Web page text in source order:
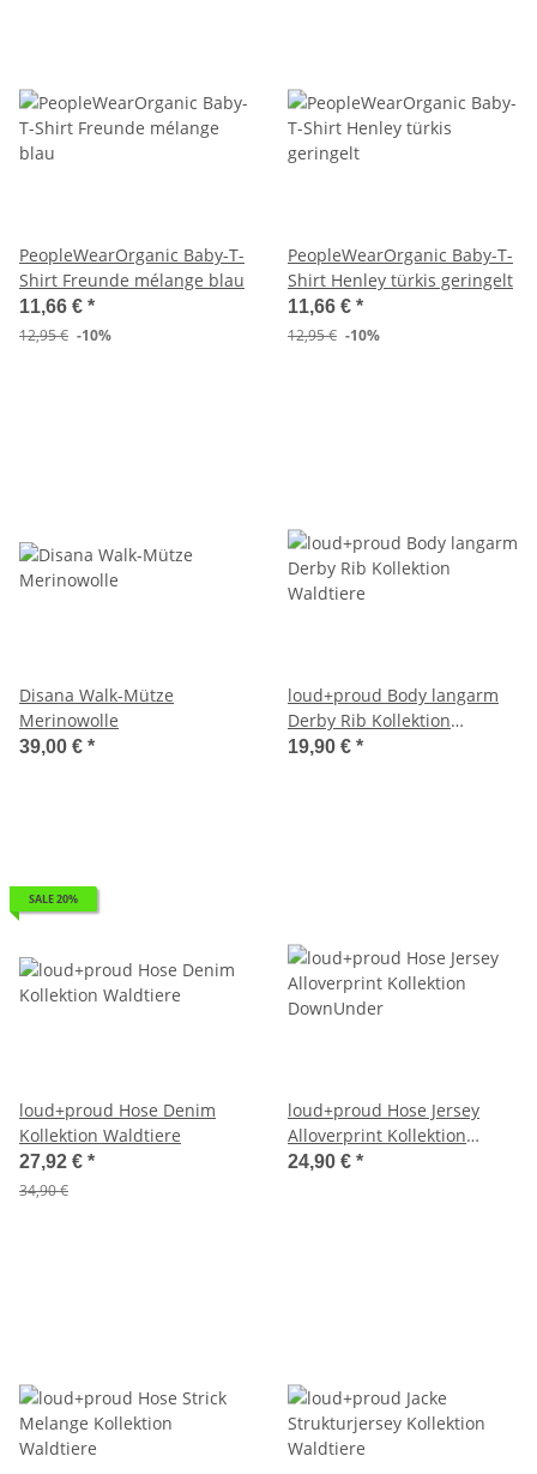
PeopleWearOrganic Baby-T-
Shirt Freunde mélange blau
11,66 € *
12,95 € -10%
PeopleWearOrganic Baby-T-
Shirt Henley türkis geringelt
11,66 € *
12,95 € -10%
Disana Walk-Mütze
Merinowolle
39,00 € *
loud+proud Body langarm
Derby Rib Kollektion
Waldtiere
19,90 € *
SALE 20%
loud+proud Hose Denim
Kollektion Waldtiere
27,92 € *
34,90 €
loud+proud Hose Jersey
Alloverprint Kollektion
DownUnder
24,90 € *